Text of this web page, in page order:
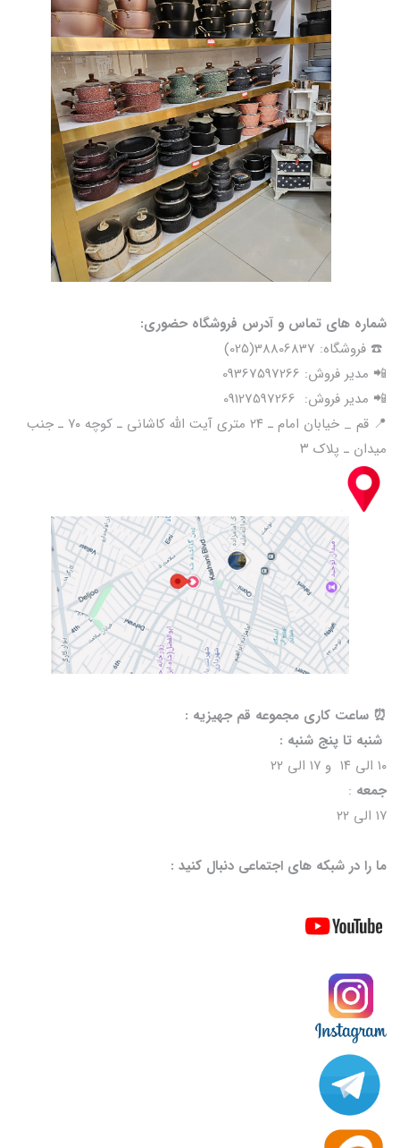
شماره های تماس و آدرس فروشگاه حضوری:
☎️ فروشگاه: 38806837(025)
📲 مدیر فروش: 09367597266
📲 مدیر فروش: 09127597266
📍 قم _ خیابان امام ـ ۲۴ متری آیت الله کاشانی ـ کوچه ۷۰ ـ جنب
میدان ـ پلاک ۳
⏰️ ساعت کاری مجموعه قم جهیزیه :
شنبه تا پنج شنبه :
۱۰ الی ۱۴ و ۱۷ الی ۲۲
جمعه :
۱۷ الی ۲۲
ما را در شبکه های اجتماعی دنبال کنید :